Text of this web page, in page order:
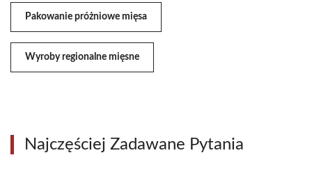
Pakowanie próżniowe mięsa
Wyroby regionalne mięsne
Najczęściej Zadawane Pytania